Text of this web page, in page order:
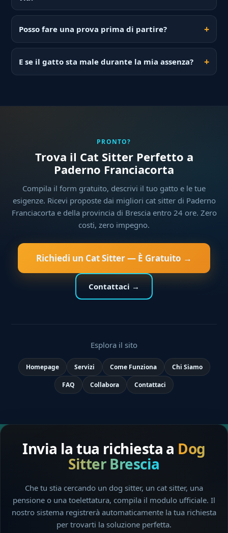
Posso fare una prova prima di partire?
E se il gatto sta male durante la mia assenza?
PRONTO?
Trova il Cat Sitter Perfetto a
Paderno Franciacorta
Compila il form gratuito, descrivi il tuo gatto e le tue
esigenze. Ricevi proposte dai migliori cat sitter di Paderno
Franciacorta e della provincia di Brescia entro 24 ore. Zero
costi, zero impegno.
Richiedi un Cat Sitter — È Gratuito →
Contattaci →
Esplora il sito
Homepage Servizi Come Funziona Chi Siamo
FAQ Collabora Contattaci
Invia la tua richiesta a Dog
Sitter Brescia
Che tu stia cercando un dog sitter, un cat sitter, una
pensione o una toelettatura, compila il modulo ufficiale. Il
nostro sistema registrerà automaticamente la tua richiesta
per trovarti la soluzione perfetta.